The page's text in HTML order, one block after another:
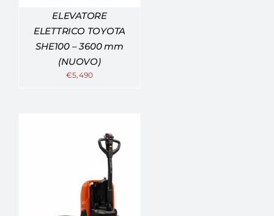
ELEVATORE
ELETTRICO TOYOTA
SHE100 – 3600 mm
(NUOVO)
€5,490